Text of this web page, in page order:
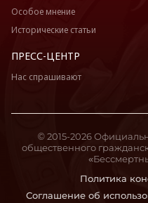
Особое мнение
Исторические статьи
ПРЕСС-ЦЕНТР
Нас спрашивают
Политика
Соглашение об
© 2015-2026
общественного